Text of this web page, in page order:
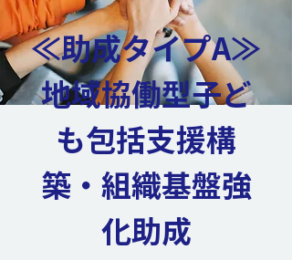
≪助成タイプA≫
地域協働型子ど
も包括支援構
築・組織基盤強
化助成